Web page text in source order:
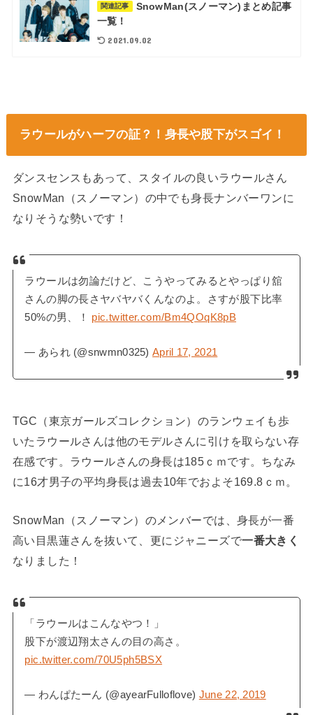
関連記事
SnowMan(スノーマン)まとめ記事
一覧！
2021.09.02
ラウールがハーフの証？！身長や股下がスゴイ！
ダンスセンスもあって、スタイルの良いラウールさん
SnowMan（スノーマン）の中でも身長ナンバーワンに
なりそうな勢いです！
ラウールは勿論だけど、こうやってみるとやっぱり舘
さんの脚の長さヤバヤバくんなのよ。さすが股下比率
50%の男、！ pic.twitter.com/Bm4QOqK8pB
— あられ (@snwmn0325)April 17, 2021
TGC（東京ガールズコレクション）のランウェイも歩
いたラウールさんは他のモデルさんに引けを取らない存
在感です。ラウールさんの身長は185ｃｍです。ちなみ
に16才男子の平均身長は過去10年でおよそ169.8ｃｍ。
SnowMan（スノーマン）のメンバーでは、身長が一番
高い目黒蓮さんを抜いて、更にジャニーズで一番大きく
なりました！
「ラウールはこんなやつ！」
股下が渡辺翔太さんの目の高さ。
pic.twitter.com/70U5ph5BSX
— わんぱたーん (@ayearFulloflove) June 22, 2019